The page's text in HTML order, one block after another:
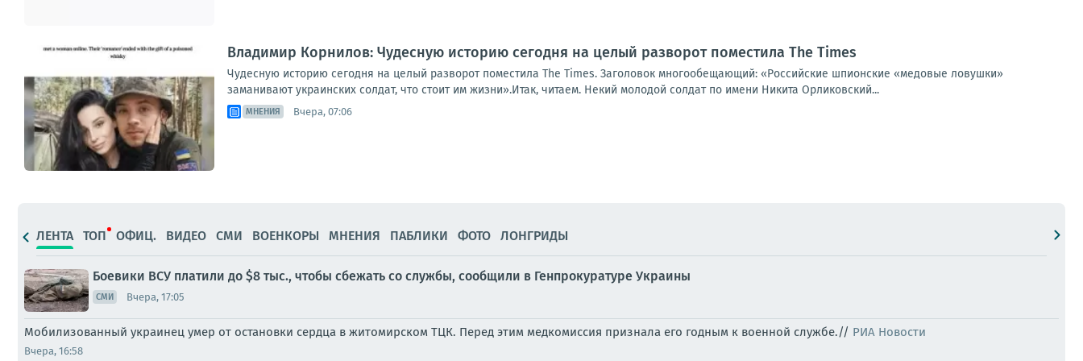
Владимир Корнилов: Чудесную историю сегодня на целый разворот поместила The Times
Чудесную историю сегодня на целый разворот поместила The Times. Заголовок многообещающий: «Российские шпионские «медовые ловушки»
заманивают украинских солдат, что стоит им жизни».Итак, читаем. Некий молодой солдат по имени Никита Орликовский...
МНЕНИЯ Вчера, 07:06
ЛЕНТА ТОП ОФИЦ. ВИДЕО СМИ ВОЕНКОРЫ МНЕНИЯ ПАБЛИКИ ФОТО ЛОНГРИДЫ
Боевики ВСУ платили до $8 тыс., чтобы сбежать со службы, сообщили в Генпрокуратуре Украины
СМИ Вчера, 17:05
Мобилизованный украинец умер от остановки сердца в житомирском ТЦК. Перед этим медкомиссия признала его годным к военной службе.// РИА Новости
Вчера, 16:58